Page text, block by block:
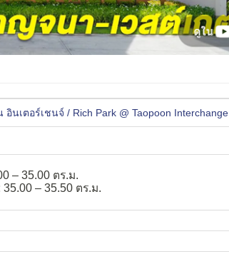
นเตอร์เชนจ์ / Rich Park @ Taopoon Interchange
– 35.00 ตร.ม.
35.00 – 35.50 ตร.ม.